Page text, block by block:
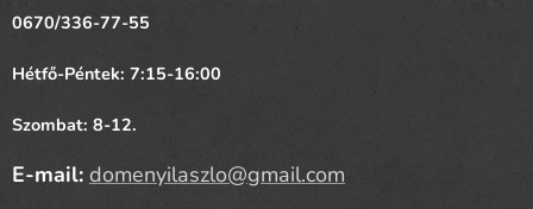
0670/336-77-55
Hétfő-Péntek: 7:15-16:00
Szombat: 8-12.
E-mail: domenyilaszlo@gmail.com